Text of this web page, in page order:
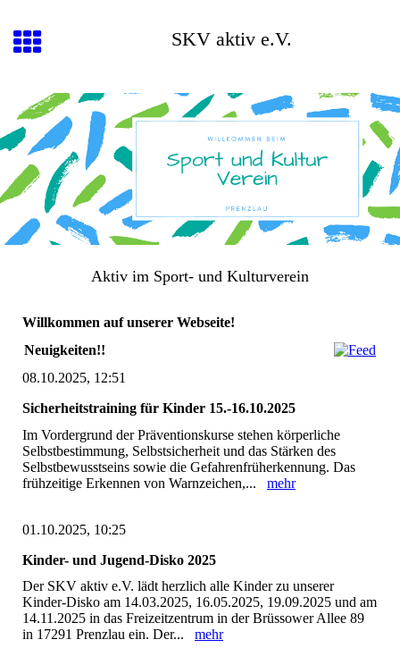
SKV aktiv e.V.
Aktiv im Sport- und Kulturverein
Willkommen auf unserer Webseite!
Neuigkeiten!!
08.10.2025, 12:51
Sicherheitstraining für Kinder 15.-16.10.2025
Im Vordergrund der Präventionskurse stehen körperliche
Selbstbestimmung, Selbstsicherheit und das Stärken des
Selbstbewusstseins sowie die Gefahrenfrüherkennung. Das
frühzeitige Erkennen von Warnzeichen,... mehr
01.10.2025, 10:25
Kinder- und Jugend-Disko 2025
Der SKV aktiv e.V. lädt herzlich alle Kinder zu unserer
Kinder-Disko am 14.03.2025, 16.05.2025, 19.09.2025 und am
14.11.2025 in das Freizeitzentrum in der Brüssower Allee 89
in 17291 Prenzlau ein. Der... mehr